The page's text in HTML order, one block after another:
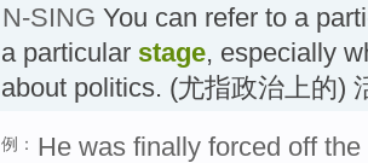
N-SING You can refer to a
a particular stage, especially
about politics. (尤指政治上的)
例： He was finally forced off